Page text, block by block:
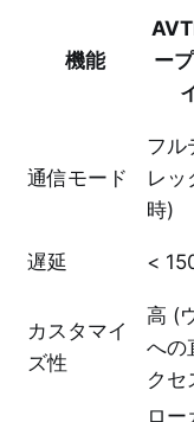
機能
ー
通信モード
フル
レッ
時)
遅延 <
カスタマイ
ズ性
高 (
への
クセ
ロー